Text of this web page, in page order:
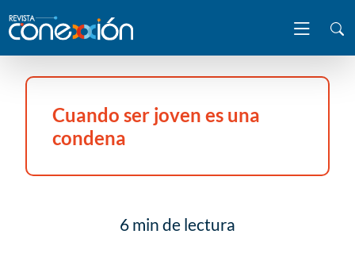
Cuando ser joven es una
condena
6 min de lectura